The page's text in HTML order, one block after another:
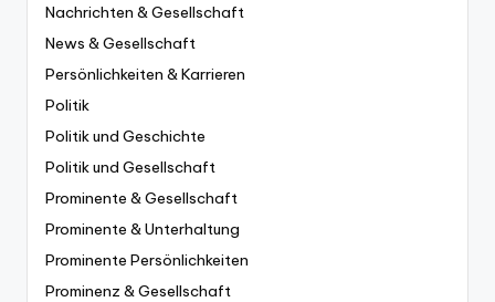
Nachrichten & Gesellschaft
News & Gesellschaft
Persönlichkeiten & Karrieren
Politik
Politik und Geschichte
Politik und Gesellschaft
Prominente & Gesellschaft
Prominente & Unterhaltung
Prominente Persönlichkeiten
Prominenz & Gesellschaft